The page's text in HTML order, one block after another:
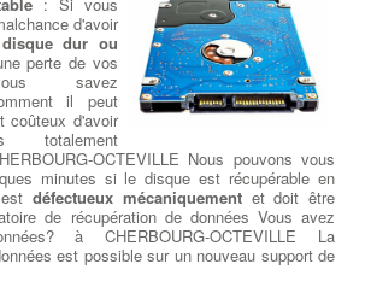
OCTEVILLE peut avoir plusieurs
type de cartes graphiques ou
GPU, intégrées et dédiées, mais
nous devons choisir quel type de
carte utiliser en fonction des
à CHERBOURG-OCTEVILLE . Le
sera choisi parmi les gammes Nvidia ou
de mémoire dédiée adaptée à son
OCTEVILLE . Exemple : La carte
GeForce® GTX 1080 est équipée du
et des technologies GDDR5X (G5X) à bande
que des fonctionnalités DirectX® 12 pour
de jeu la plus rapide à CHERBOURG-
fluide et la plus puissante.
d'avoir
dur ou
perte de vos
savez
il peut
coûteux d'avoir
totalement
OCTEVILLE Nous pouvons vous
minutes si le disque est récupérable en
défectueux mécaniquementet doit être
de récupération de données Vous avez
à CHERBOURG-OCTEVILLE La
est possible sur un nouveau support de